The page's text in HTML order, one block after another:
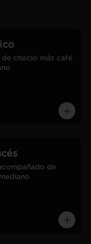
choclo más café
de